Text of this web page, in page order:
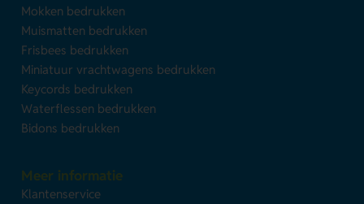
Mokken bedrukken
Muismatten bedrukken
Frisbees bedrukken
Miniatuur vrachtwagens bedrukken
Keycords bedrukken
Waterflessen bedrukken
Bidons bedrukken
Meer informatie
Klantenservice